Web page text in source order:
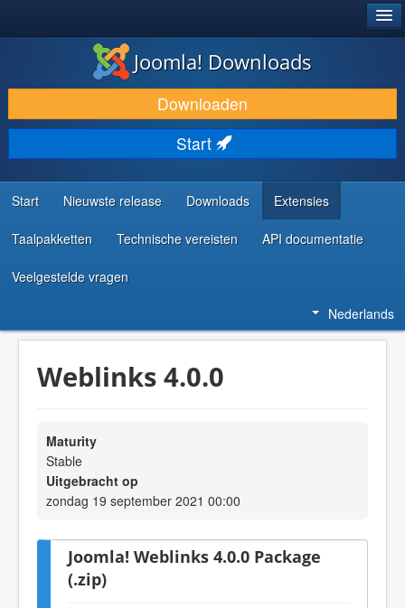
DOWNLOAD & BREID UIT
ONTDEK & LEER
COMMUNITY & ONDERSTEUNING
ONTWIKKELAARSBRONNEN
Joomla! Downloads
Downloaden
Start
Start Nieuwste release Downloads Extensies
Taalpakketten Technische vereisten API documentatie
Veelgestelde vragen
Nederlands
Weblinks 4.0.0
Maturity
Stable
Uitgebracht op
zondag 19 september 2021 00:00
Joomla! Weblinks 4.0.0 Package
(.zip)